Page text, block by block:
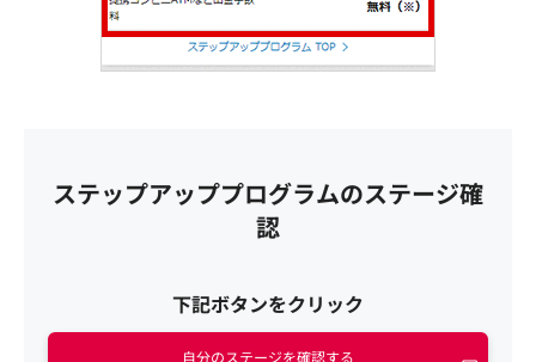
ステップアッププログラムのステージ確
認
下記ボタンをクリック
自分のステージを確認する